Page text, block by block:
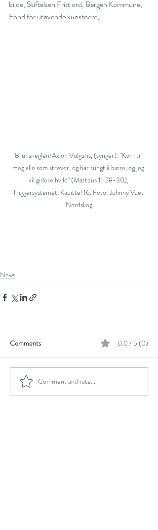
bilde, Stiftelsen Fritt ord, Bergen Kommune,
Fond for utøvende kunstnere,
Brunsneglen/Axion Vulgaris, (synger): "Kom til
meg alle som strever, og har tungt å bære, og jeg
vil gidere hvile" (Matteus 11:28-30),
Triggersystemet, Kapittel 16. Foto: Johnny Vaet
Nordskog
News
Comments 0.0 / 5 (0)
Comment and rate...